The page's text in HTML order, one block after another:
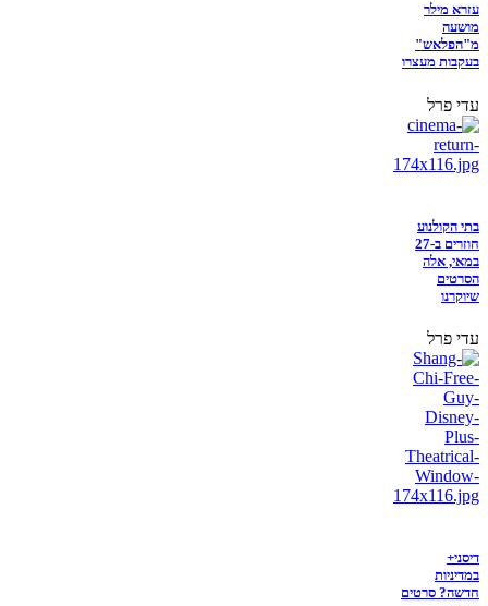
עזרא מילר
מושעה
מ"הפלאש"
בעקבות מעצרו
עדי פרל
בתי הקולנוע
חוזרים ב-27
במאי, אלה
הסרטים
שיוקרנו
עדי פרל
דיסני+
במדיניות
חדשה? סרטים